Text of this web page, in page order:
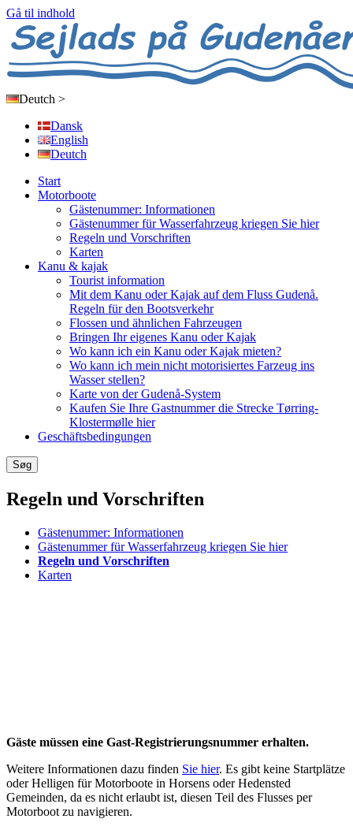
Gå til indhold
Deutch >
Dansk
English
Deutch
Start
Motorboote
Gästenummer: Informationen
Gästenummer für Wasserfahrzeug kriegen Sie hier
Regeln und Vorschriften
Karten
Kanu & kajak
Tourist information
Mit dem Kanu oder Kajak auf dem Fluss Gudenå.
Regeln für den Bootsverkehr
Flossen und ähnlichen Fahrzeugen
Bringen Ihr eigenes Kanu oder Kajak
Wo kann ich ein Kanu oder Kajak mieten?
Wo kann ich mein nicht motorisiertes Farzeug ins
Wasser stellen?
Karte von der Gudenå-System
Kaufen Sie Ihre Gastnummer die Strecke Tørring-
Klostermølle hier
Geschäftsbedingungen
Regeln und Vorschriften
Gästenummer: Informationen
Gästenummer für Wasserfahrzeug kriegen Sie hier
Regeln und Vorschriften
Karten
Gäste müssen eine Gast-Registrierungsnummer erhalten.
Weitere Informationen dazu finden Sie hier. Es gibt keine Startplätze
oder Helligen für Motorboote in Horsens oder Hedensted
Gemeinden, da es nicht erlaubt ist, diesen Teil des Flusses per
Motorboot zu navigieren.